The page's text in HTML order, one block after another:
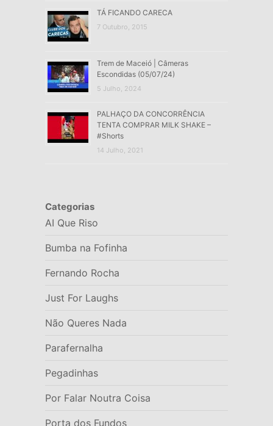
TÁ FICANDO CARECA
7 Outubro, 2015
Trem de Maceió | Câmeras
Escondidas (05/07/24)
5 Julho, 2024
PALHAÇO DA CONCORRÊNCIA
TENTA COMPRAR MILK SHAKE –
#Shorts
14 Julho, 2021
Categorias
AI Que Riso
Bumba na Fofinha
Fernando Rocha
Just For Laughs
Não Queres Nada
Parafernalha
Pegadinhas
Por Falar Noutra Coisa
Porta dos Fundos